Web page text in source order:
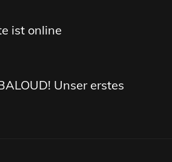
ist online
Unser erstes